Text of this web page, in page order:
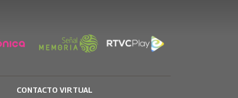
CONTACTO VIRTUAL